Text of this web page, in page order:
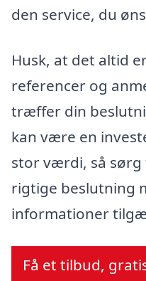
den service, du
Husk, at det altid
referencer og
træffer din
kan være en
stor værdi, så
rigtige beslutning
informationer
Få et tilbud,